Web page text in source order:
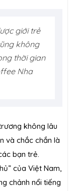
giới trẻ
không
thời gian
Nha
không lâu
và chắc chắn là
bạn trẻ.
của Việt Nam,
chảnh nổi tiếng